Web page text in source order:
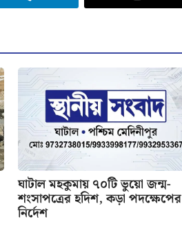
ঘাটাল মহকুমায় ৭০টি ভুয়ো জন্ম-
শংসাপত্রের হদিশ, কড়া পদক্ষেপের
নির্দেশ